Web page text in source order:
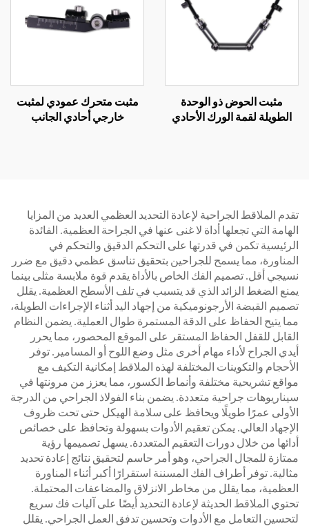
مثبت الحوض ذو الوحدة
الطويلة لقمة الورك الأحادي
مثبت متحرك عمودي لمثبت
خارجي أحادي الجانب
تقدم الملاقط الجراحية لإعادة التحديد العظمي العديد من المزايا
الهامة التي تجعلها أداة لا غنى عنها في الجراحة العظمية. الفائدة
الرئيسية تكمن في قدرتها على التحكم الدقيق والتحكم في
المناورة، مما يسمح للجراحين بتحقيق تناسق عظمي دقيق مع ضرر
نسيجي أقل. تصميم الفك الخاص بالأداة يقدم قوة ملابسة مثلى بينما
يمنع الضغط الزائد الذي قد يتسبب في تلف الأسطح العظمية. يقلل
تصميم القبضة الأرجونوميكية من إجهاد اليد أثناء الإجراءات الطويلة،
مما يتيح الحفاظ على الدقة المستمرة طوال العملية. يضمن النظام
القابل للقفل الحفاظ المستقر على الموقع المحصور، مما يحرر
أيدي الجراح لأداء مهام أخرى مثل وضع اللوح أو المسامير. توفر
الأحجام والتكوينات المختلفة لهذه الملاقط إمكانية التكيف مع
مواقع تشريحية مختلفة وأنماط الكسور، مما يعزز من مرونتها في
سيناريوهات جراحية متعددة. يضمن بناء الفولاذ الجراحي من الدرجة
الأولى عمرًا طويلًا ويحافظ على سلامة الهيكل حتى تحت ظروف
الإجهاد العالي. يمكن تعقيم الأدوات بسهولة وتحافظ على خصائص
أدائها من خلال دورات التعقيم المتعددة. يسهل تصميمها رؤية
ممتازة للمجال الجراحي، وهو أمر حاسم لتحقيق نتائج إعادة تحديد
مثالية. توفر أطراف الفك المسننة استقرارًا أكبر أثناء المناورة
العظمية، مما يقلل من مخاطر الانزلاق والمضاعفات المحتملة.
تحتوي الملاقط الحديثة لإعادة التحديد أيضًا على آليات فك سريع
لتحسين التعامل مع الأدوات وتحسين تدفق العمل الجراحي. يقلل